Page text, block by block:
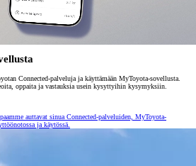
Connected-palveluja ja käyttämään MyToyota-sovellusta.
oppaita ja vastauksia usein kysyttyihin kysymyksiin.
auttavat sinua Connected-palveluiden, MyToyota-
ja käytössä.